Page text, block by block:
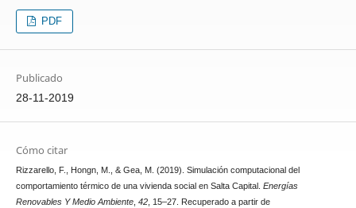
PDF
Publicado
28-11-2019
Cómo citar
Rizzarello, F., Hongn, M., & Gea, M. (2019). Simulación computacional del
comportamiento térmico de una vivienda social en Salta Capital. Energías
Renovables Y Medio Ambiente, 42, 15–27. Recuperado a partir de